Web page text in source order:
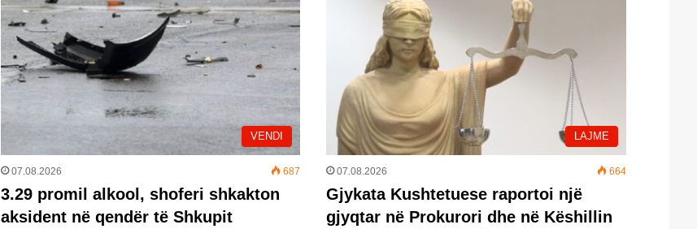
VENDI
07.08.2026 687
3.29 promil alkool, shoferi shkakton
aksident në qendër të Shkupit
LAJME
07.08.2026 664
Gjykata Kushtetuese raportoi një
gjyqtar në Prokurori dhe në Këshillin